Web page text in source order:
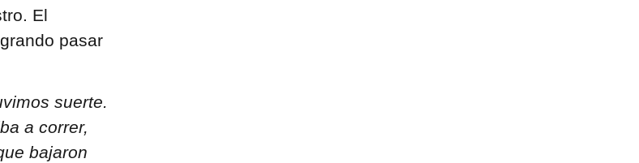
El
pasar
suerte.
a correr,
bajaron